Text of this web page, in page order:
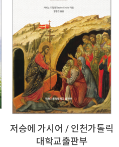
저승에 가시어 / 인천가톨릭
대학교출판부